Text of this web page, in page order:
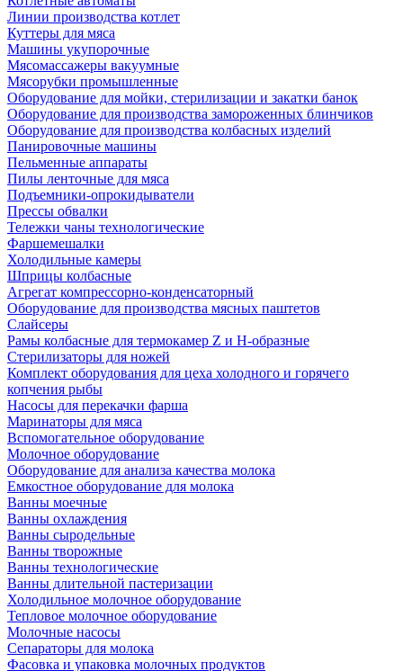
Линии производства котлет
Куттеры для мяса
Машины укупорочные
Мясомассажеры вакуумные
Мясорубки промышленные
Оборудование для мойки, стерилизации и закатки банок
Оборудование для производства замороженных блинчиков
Оборудование для производства колбасных изделий
Панировочные машины
Пельменные аппараты
Пилы ленточные для мяса
Подъемники-опрокидыватели
Прессы обвалки
Тележки чаны технологические
Фаршемешалки
Холодильные камеры
Шприцы колбасные
Агрегат компрессорно-конденсаторный
Оборудование для производства мясных паштетов
Слайсеры
Рамы колбасные для термокамер Z и H-образные
Стерилизаторы для ножей
Комплект оборудования для цеха холодного и горячего
копчения рыбы
Насосы для перекачки фарша
Маринаторы для мяса
Вспомогательное оборудование
Молочное оборудование
Оборудование для анализа качества молока
Емкостное оборудование для молока
Ванны моечные
Ванны охлаждения
Ванны сыродельные
Ванны творожные
Ванны технологические
Ванны длительной пастеризации
Холодильное молочное оборудование
Тепловое молочное оборудование
Молочные насосы
Сепараторы для молока
Фасовка и упаковка молочных продуктов